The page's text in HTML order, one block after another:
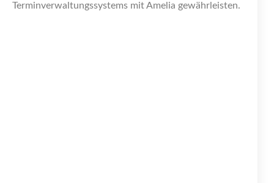
Terminverwaltungssystems mit Amelia gewährleisten.